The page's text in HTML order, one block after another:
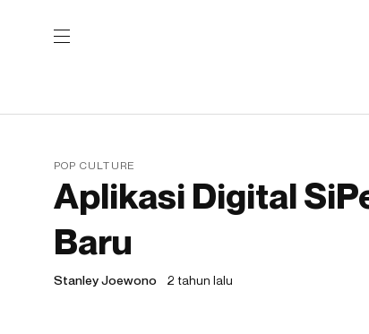
POP CULTURE
Aplikasi Digital
Baru
Stanley Joewono 2 tahun lalu